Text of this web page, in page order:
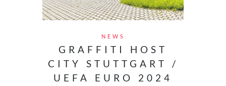
NEWS
GRAFFITI HOST
CITY STUTTGART /
UEFA EURO 2024